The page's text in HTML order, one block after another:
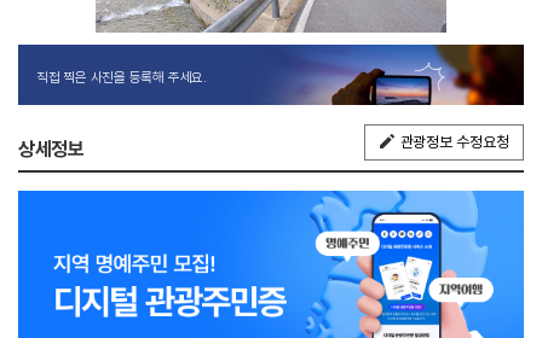
직접 찍은 사진을 등록해 주세요.
상세정보 관광정보 수정요청